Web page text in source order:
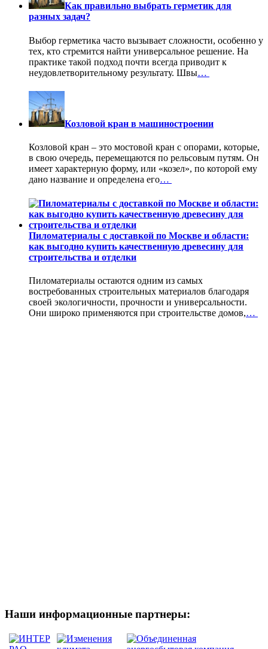
Как правильно выбрать герметик для
разных задач?
Выбор герметика часто вызывает сложности, особенно у
тех, кто стремится найти универсальное решение. На
практике такой подход почти всегда приводит к
неудовлетворительному результату. Швы…
Козловой кран в машиностроении
Козловой кран – это мостовой кран с опорами, которые,
в свою очередь, перемещаются по рельсовым путям. Он
имеет характерную форму, или «козел», по которой ему
дано название и определена его…
Пиломатериалы с доставкой по Москве и области:
как выгодно купить качественную древесину для
строительства и отделки
Пиломатериалы остаются одним из самых
востребованных строительных материалов благодаря
своей экологичности, прочности и универсальности.
Они широко применяются при строительстве домов,…
Наши информационные партнеры: